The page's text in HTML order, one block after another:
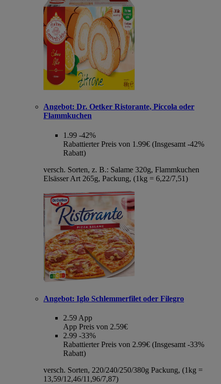
Angebot: Dr. Oetker Ristorante, Piccola oder
Flammkuchen
1.99 -42%
Rabattierter Preis von 1.99€ (Insgesamt -42%
Rabatt)
versch. Sorten, z. B.: Salame 320g, Flammkuchen
Elsässer Art 265g, Packung, (1kg = 6,22/7,51)
Angebot: Iglo Schlemmerfilet oder Filegro
2.59 App
App Preis von 2.59€
2.99 -33%
Rabattierter Preis von 2.99€ (Insgesamt -33%
Rabatt)
versch. Sorten, 220/240/250/380g Packung, (1kg =
13,59/12,46/11,96/7,87)